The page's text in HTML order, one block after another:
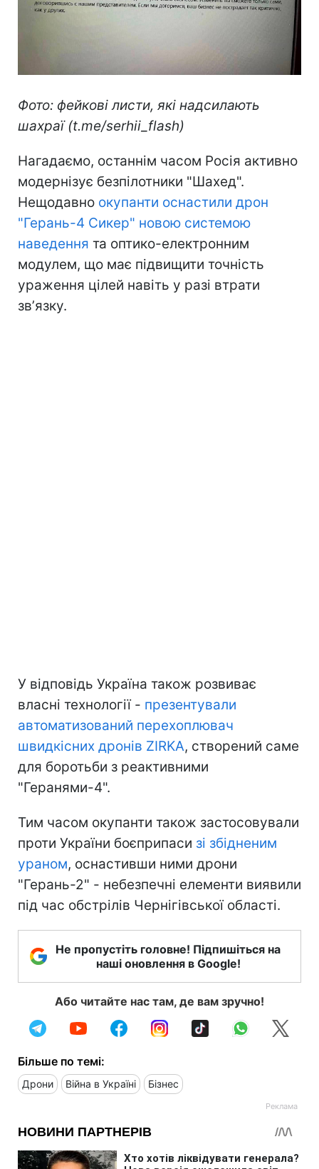
Фото: фейкові листи, які надсилають
шахраї (t.me/serhii_flash)
Нагадаємо, останнім часом Росія активно
модернізує безпілотники "Шахед".
Нещодавно окупанти оснастили дрон
"Герань-4 Сикер" новою системою
наведення та оптико-електронним
модулем, що має підвищити точність
ураження цілей навіть у разі втрати
звʼязку.
У відповідь Україна також розвиває
власні технології - презентували
автоматизований перехоплювач
швидкісних дронів ZIRKA, створений саме
для боротьби з реактивними
"Геранями-4".
Тим часом окупанти також застосовували
проти України боєприпаси зі збідненим
ураном, оснастивши ними дрони
"Герань-2" - небезпечні елементи виявили
під час обстрілів Чернігівської області.
Не пропустіть головне! Підпишіться на
наші оновлення в Google!
Або читайте нас там, де вам зручно!
Більше по темі:
Дрони Війна в Україні Бізнес